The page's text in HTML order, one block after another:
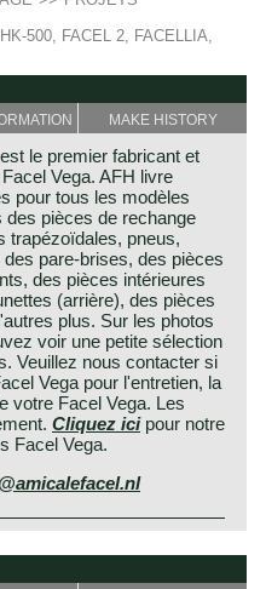
500, FACEL 2, FACELLIA,
MAKE HISTORY
le premier fabricant et
Vega. AFH livre
pour tous les modèles
des pièces de rechange
trapézoïdales, pneus,
pare-brises, des pièces
des pièces intérieures
(arrière), des pièces
plus. Sur les photos
voir une petite sélection
Veuillez nous contacter si
Vega pour l'entretien, la
votre Facel Vega. Les
Cliquez icipour notre
Facel Vega.